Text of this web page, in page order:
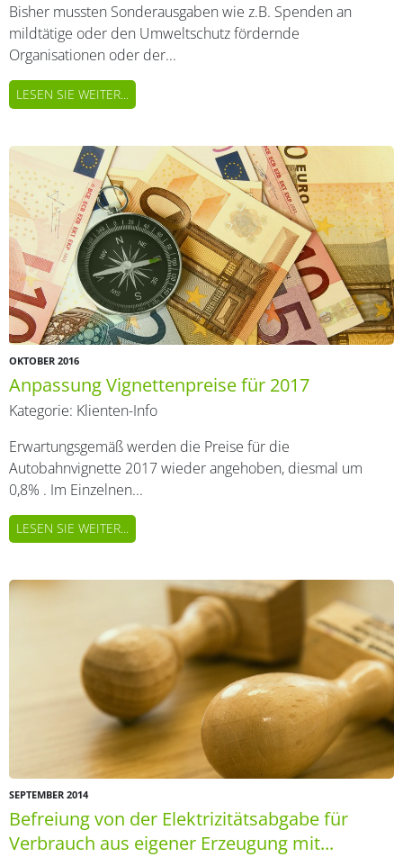
Bisher mussten Sonderausgaben wie z.B. Spenden an
mildtätige oder den Umweltschutz fördernde
Organisationen oder der...
LESEN SIE WEITER...
OKTOBER 2016
Anpassung Vignettenpreise für 2017
Kategorie: Klienten-Info
Erwartungsgemäß werden die Preise für die
Autobahnvignette 2017 wieder angehoben, diesmal um
0,8% . Im Einzelnen...
LESEN SIE WEITER...
SEPTEMBER 2014
Befreiung von der Elektrizitätsabgabe für
Verbrauch aus eigener Erzeugung mit...